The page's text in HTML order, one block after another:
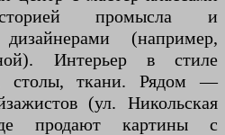
промысла и
(например,
Интерьер в стиле
столы, ткани. Рядом —
(ул. Никольская
продают картины с